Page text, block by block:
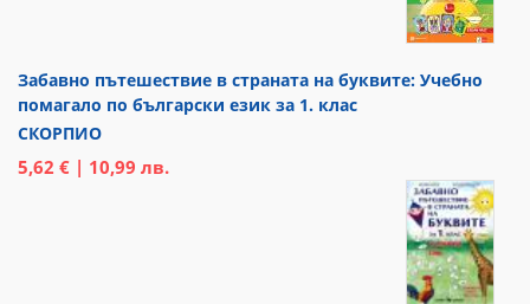
Забавно пътешествие в страната на буквите: Учебно
помагало по български език за 1. клас
СКОРПИО
5,62 € | 10,99 лв.